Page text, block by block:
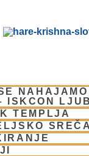
ISKCON
TEMPLJA